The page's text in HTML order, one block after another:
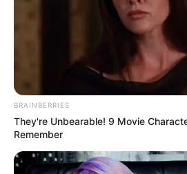
BRAINBERRIES
They're Unbearable! 9 Movie
Remember